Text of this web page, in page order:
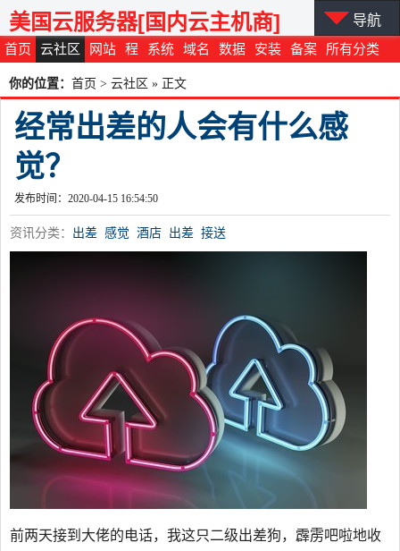
首页 云社区 网站 程 系统 域名 数据 安装 备案 所有分类
美国云服务器[国内云主机商] 导航
你的位置： 首页 > 云社区 » 正文
经常出差的人会有什么感
觉？
发布时间：2020-04-15 16:54:50
资讯分类： 出差 感觉 酒店 出差 接送
前两天接到大佬的电话，我这只二级出差狗，霹雳吧啦地收